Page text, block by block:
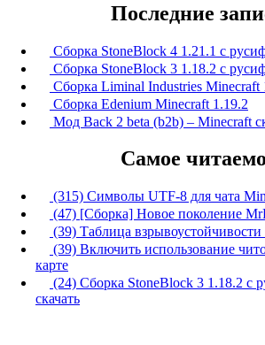
Последние
Сборка StoneBlock 4 1.21.1 с
Сборка StoneBlock 3 1.18.2 с
Сборка Liminal Industries Minecraft
Сборка Edenium Minecraft 1.19.2
Мод Back 2 beta (b2b) – Minecraft
Самое
(315) Символы UTF-8 для чата
(47) [Сборка] Новое поколение
(39) Таблица
(39) Включить использование
карте
(24) Сборка StoneBlock 3 1.18.2 с
скачать